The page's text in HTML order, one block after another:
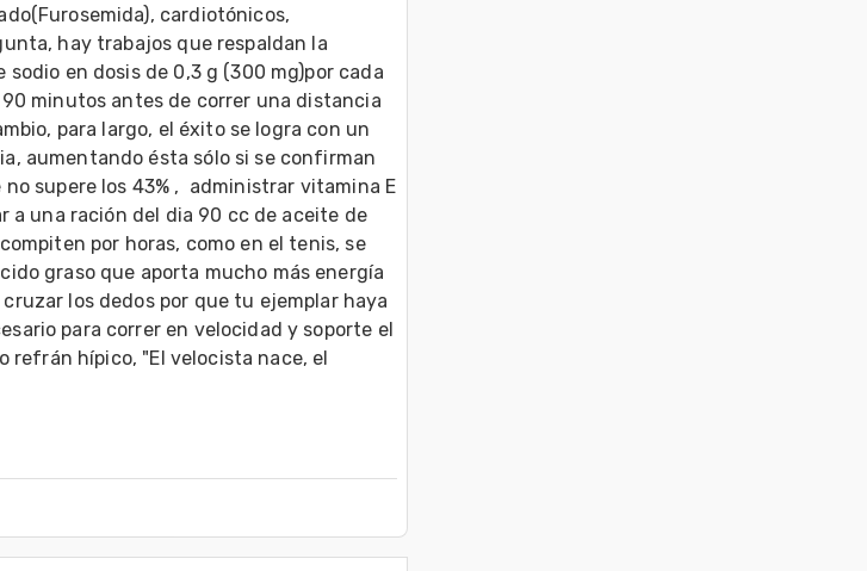
cardiotónicos,
hay trabajos que respaldan la
en dosis de 0,3 g (300 mg)por cada
minutos antes de correr una distancia
para largo, el éxito se logra con un
aumentando ésta sólo si se confirman
supere los 43% ,  administrar vitamina E
a una ración del dia 90 cc de aceite de
por horas, como en el tenis, se
graso que aporta mucho más energía
los dedos por que tu ejemplar haya
para correr en velocidad y soporte el
refrán hípico, "El velocista nace, el